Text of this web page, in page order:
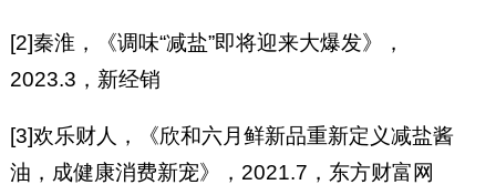
[2]秦淮，《调味“减盐”即将迎来大爆发》，
2023.3，新经销
[3]欢乐财人，《欣和六月鲜新品重新定义减盐酱
油，成健康消费新宠》，2021.7，东方财富网